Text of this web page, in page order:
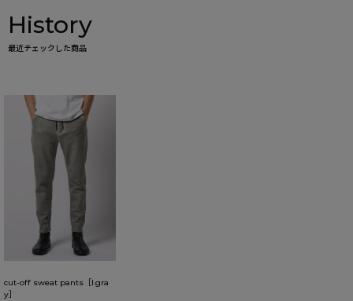
History
最近チェックした商品
cut-off sweat pants［l.gra
y］